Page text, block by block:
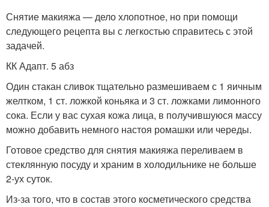
Снятие макияжа — дело хлопотное, но при помощи
следующего рецепта вы с легкостью справитесь с этой
задачей.
КК Адапт. 5 абз
Один стакан сливок тщательно размешиваем с 1 яичным
желтком, 1 ст. ложкой коньяка и 3 ст. ложками лимонного
сока. Если у вас сухая кожа лица, в получившуюся массу
можно добавить немного настоя ромашки или череды.
Готовое средство для снятия макияжа переливаем в
стеклянную посуду и храним в холодильнике не больше
2-ух суток.
Из-за того, что в состав этого косметического средства